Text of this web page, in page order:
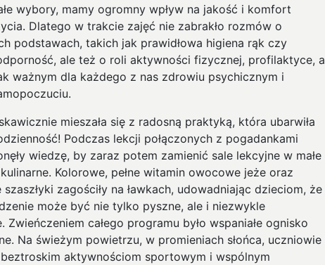
wybory, mamy ogromny wpływ na jakość i komfort
Dlatego w trakcie zajęć nie zabrakło rozmów o
podstawach, takich jak prawidłowa higiena rąk czy
ale też o roli aktywności fizycznej, profilaktyce, a
ważnym dla każdego z nas zdrowiu psychicznym i
mieszała się z radosną praktyką, która ubarwiła
Podczas lekcji połączonych z pogadankami
wiedzę, by zaraz potem zamienić sale lekcyjne w małe
Kolorowe, pełne witamin owocowe jeże oraz
zagościły na ławkach, udowadniając dzieciom, że
może być nie tylko pyszne, ale i niezwykle
Zwieńczeniem całego programu było wspaniałe ognisko
Na świeżym powietrzu, w promieniach słońca, uczniowie
aktywnościom sportowym i wspólnym